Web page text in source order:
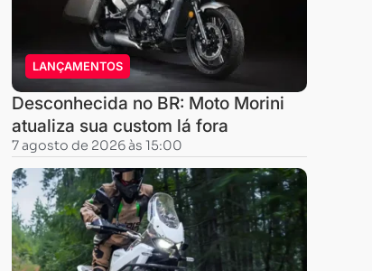
LANÇAMENTOS
Desconhecida no BR: Moto Morini
atualiza sua custom lá fora
7 agosto de 2026 às 15:00